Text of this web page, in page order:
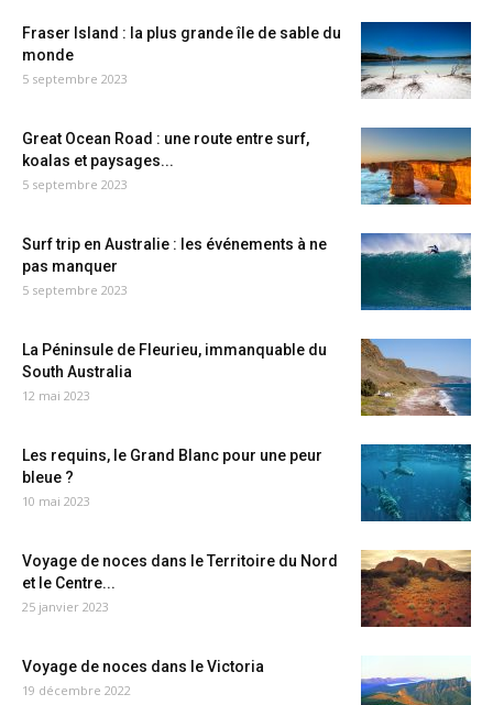
Fraser Island : la plus grande île de sable du
monde
5 septembre 2023
Great Ocean Road : une route entre surf,
koalas et paysages...
5 septembre 2023
Surf trip en Australie : les événements à ne
pas manquer
5 septembre 2023
La Péninsule de Fleurieu, immanquable du
South Australia
12 mai 2023
Les requins, le Grand Blanc pour une peur
bleue ?
10 mai 2023
Voyage de noces dans le Territoire du Nord
et le Centre...
25 janvier 2023
Voyage de noces dans le Victoria
19 décembre 2022